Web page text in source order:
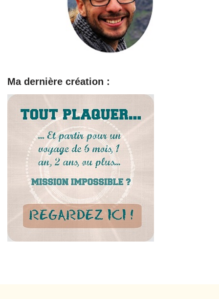
Ma dernière création :